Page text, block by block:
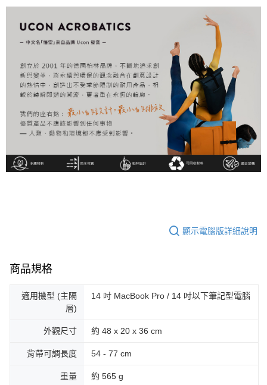
顯示電腦版詳細說明
商品規格
適用機型 (主隔
層)
14 吋 MacBook Pro / 14 吋以下筆記型電腦
外觀尺寸 約 48 x 20 x 36 cm
背帶可調長度 54 - 77 cm
重量 約 565 g